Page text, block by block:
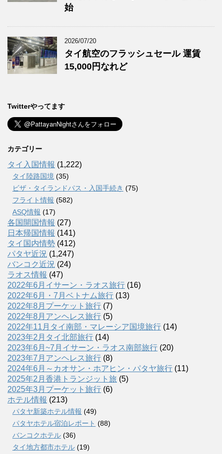
始
2026/07/20
タイ航空のフラッシュセール 運賃
15,000円なれど
Twitterやってます
カテゴリー
タイ入国情報 (1,222)
タイ陸路国境 (35)
ビザ・タイランドパス・入国手続き (75)
フライト情報 (582)
ASQ情報 (17)
各国開国情報 (27)
日本帰国情報 (141)
タイ国内情勢 (412)
パタヤ近況 (1,247)
バンコク近況 (24)
ラオス情報 (47)
2022年6月イサーン・ラオス旅行 (16)
2022年6月・7月ベトナム旅行 (13)
2022年8月プーケット旅行 (7)
2022年8月アンヘレス旅行 (5)
2022年11月タイ南部・マレーシア国境旅行 (14)
2023年2月タイ北部旅行 (14)
2023年6月~7月イサーン・ラオス南部旅行 (20)
2023年7月アンヘレス旅行 (8)
2024年6月～カオサン・ホアヒン・パタヤ旅行 (11)
2025年2月香港トランジット旅 (5)
2025年3月プーケット旅行 (6)
ホテル情報 (213)
パタヤ新築ホテル情報 (49)
パタヤホテル宿泊レポート (88)
バンコクホテル (36)
タイ地方都市ホテル (19)